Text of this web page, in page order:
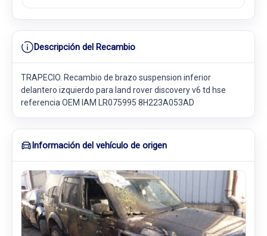
Descripción del Recambio
TRAPECIO. Recambio de brazo suspension inferior
delantero izquierdo para land rover discovery v6 td hse
referencia OEM IAM LR075995 8H223A053AD
Información del vehículo de origen